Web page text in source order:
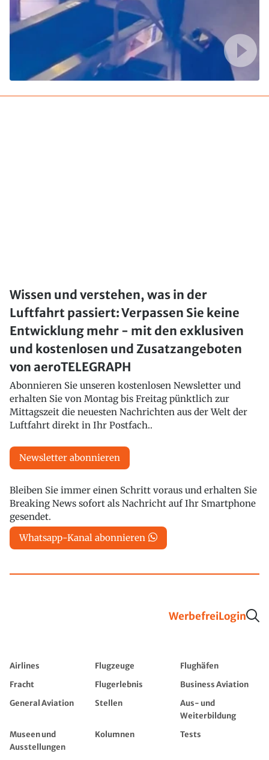
Wissen und verstehen, was in der
Luftfahrt passiert: Verpassen Sie keine
Entwicklung mehr - mit den exklusiven
und kostenlosen und Zusatzangeboten
von aeroTELEGRAPH
Abonnieren Sie unseren kostenlosen Newsletter und
erhalten Sie von Montag bis Freitag pünktlich zur
Mittagszeit die neuesten Nachrichten aus der Welt der
Luftfahrt direkt in Ihr Postfach..
Newsletter abonnieren
Bleiben Sie immer einen Schritt voraus und erhalten Sie
Breaking News sofort als Nachricht auf Ihr Smartphone
gesendet.
Whatsapp-Kanal abonnieren
WerbefreiLogin
Airlines Flugzeuge
Flughäfen
Fracht
Flugerlebnis
Business Aviation
General Aviation
Stellen
Aus- und
Weiterbildung
Museen und
Ausstellungen
Kolumnen Tests